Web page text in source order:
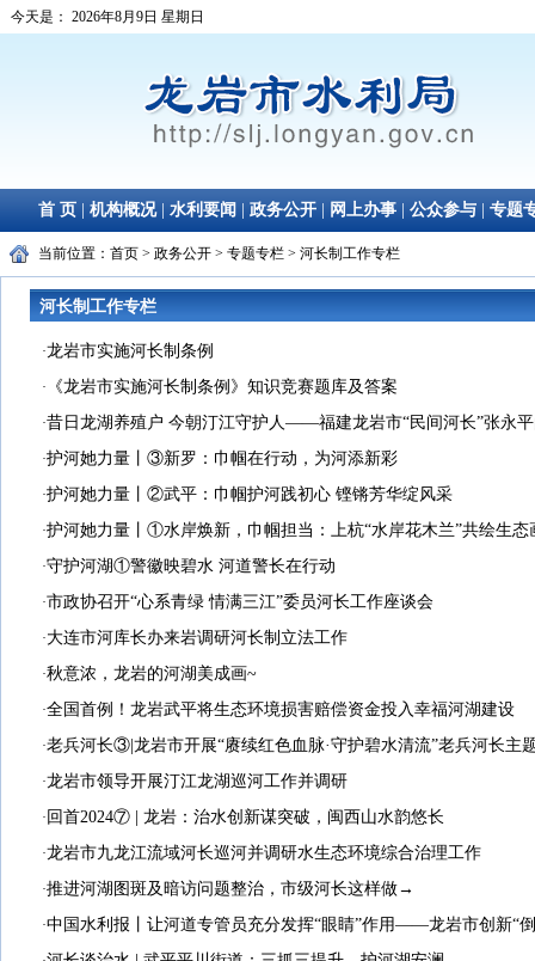
当前位置： 首页 > 政务公开 > 专题专栏 > 河长制工作专栏
河长制工作专栏
·龙岩市实施河长制条例
· 《龙岩市实施河长制条例》知识竞赛题库及答案
·昔日龙湖养殖户 今朝汀江守护人——福建龙岩市“民间河长”张永
·护河她力量丨③新罗：巾帼在行动，为河添新彩
·护河她力量丨②武平：巾帼护河践初心 铿锵芳华绽风采
·护河她力量丨①水岸焕新，巾帼担当：上杭“水岸花木兰”共绘生态
·守护河湖①警徽映碧水 河道警长在行动
·市政协召开“心系青绿 情满三江”委员河长工作座谈会
·大连市河库长办来岩调研河长制立法工作
·秋意浓，龙岩的河湖美成画~
·全国首例！龙岩武平将生态环境损害赔偿资金投入幸福河湖建设
·老兵河长③|龙岩市开展“赓续红色血脉·守护碧水清流”老兵河长主
·龙岩市领导开展汀江龙湖巡河工作并调研
· 回首2024⑦ | 龙岩：治水创新谋突破，闽西山水韵悠长
·龙岩市九龙江流域河长巡河并调研水生态环境综合治理工作
·推进河湖图斑及暗访问题整治，市级河长这样做→
·中国水利报丨让河道专管员充分发挥“眼睛”作用——龙岩市创新“